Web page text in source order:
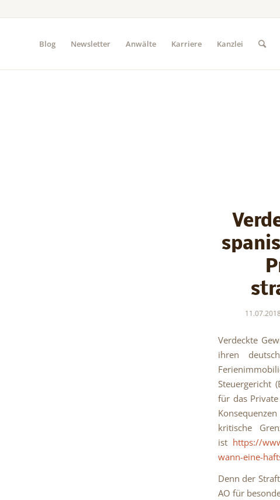
Blog Newsletter Anwälte Karriere Kanzlei
Verdeckte
ihren
Steuergericht
für das
kritische
ist https://
wann-eine-
Denn der
AO für